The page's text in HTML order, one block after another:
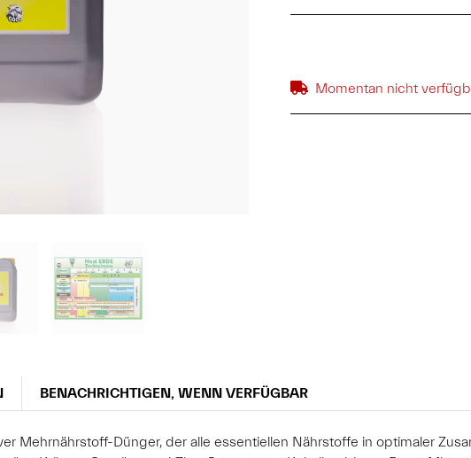
Momentan nicht
BENACHRICHTIGEN, WENN VERFÜGBAR
Mehrnährstoff-Dünger, der alle essentiellen Nährstoffe in optimaler